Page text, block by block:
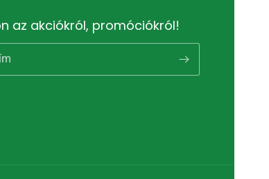
az akciókról, promóciókról!